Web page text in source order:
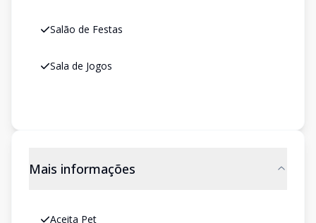
Salão de Festas
Sala de Jogos
Mais informações
Aceita Pet